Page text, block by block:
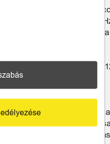
Processzor típusa
Processzor órajel 2.8
Processzormagok
Képfrissítési frekvencia
RAM mérete 6 GB
Tárhely mérete 128 GB
Előlapi kamera Van
Előlapi kamera
Hátlapi kamera
Maximális video